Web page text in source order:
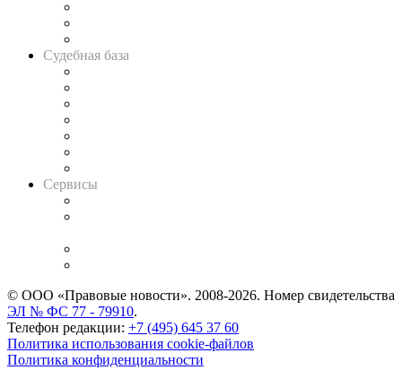
Судебная база
Сервисы
© ООО «Правовые новости». 2008-2026. Номер свидетельства
ЭЛ № ФС 77 - 79910.
Телефон редакции: +7 (495) 645 37 60
Политика использования cookie-файлов
Политика конфиденциальности